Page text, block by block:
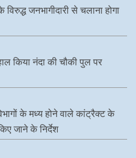
जनभागीदारी से चलाना होगा
किया नंदा की चौकी पुल पर
के मध्य होने वाले कांट्रैक्ट के
किए जाने के निर्देश